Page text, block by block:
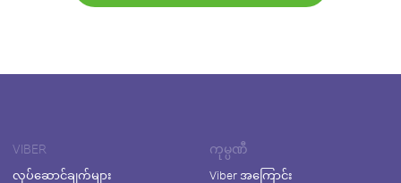
VIBER
လုပ်ဆောင်ချက်များ
ကုမ္ပဏီ
Viber အကြောင်း